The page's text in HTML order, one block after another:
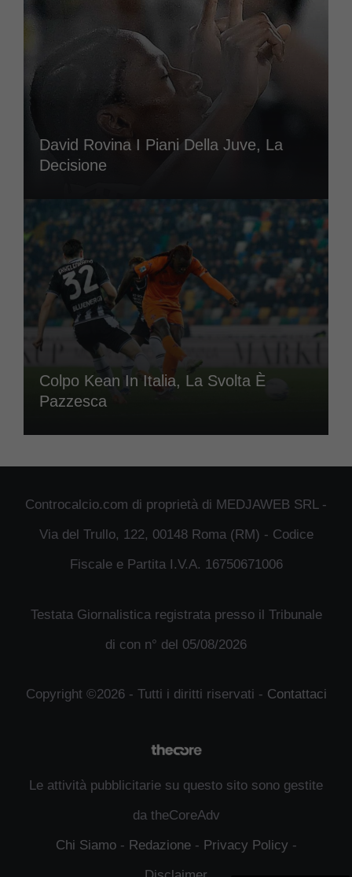
David Rovina I Piani Della Juve, La
Decisione
Colpo Kean In Italia, La Svolta È
Pazzesca
Controcalcio.com di proprietà di MEDJAWEB SRL -
Via del Trullo, 122, 00148 Roma (RM) - Codice
Fiscale e Partita I.V.A. 16750671006
Testata Giornalistica registrata presso il Tribunale
di con n° del 05/08/2026
Copyright ©2026 - Tutti i diritti riservati - Contattaci
Le attività pubblicitarie su questo sito sono gestite
da theCoreAdv
Chi Siamo- Redazione- Privacy Policy -